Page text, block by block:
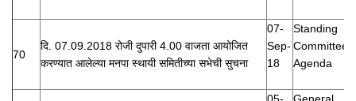
70
दि. 07.09.2018 रोजी दुपारी 4.00 वाजता आयोजित
करण्यात आलेल्या मनपा स्थायी समितीच्या सभेची सुचना
07-
Sep-
18
Standing
Committee
Agenda
05- General